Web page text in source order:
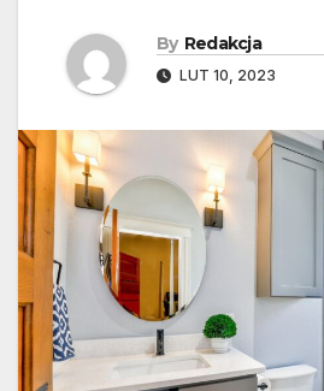
By Redakcja
LUT 10, 2023